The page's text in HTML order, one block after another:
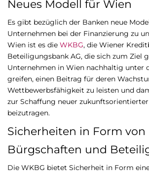
Neues Modell für Wien
Es gibt bezüglich der Banken neue
Unternehmen bei der Finanzierung zu
Wien ist es die WKBG, die Wiener
Beteiligungsbank AG, die sich zum Ziel
Unternehmen in Wien nachhaltig unter
greifen, einen Beitrag für deren
Wettbewerbsfähigkeit zu leisten und
zur Schaffung neuer
beizutragen.
Sicherheiten in Form von
Bürgschaften und
Die WKBG bietet Sicherheit in Form